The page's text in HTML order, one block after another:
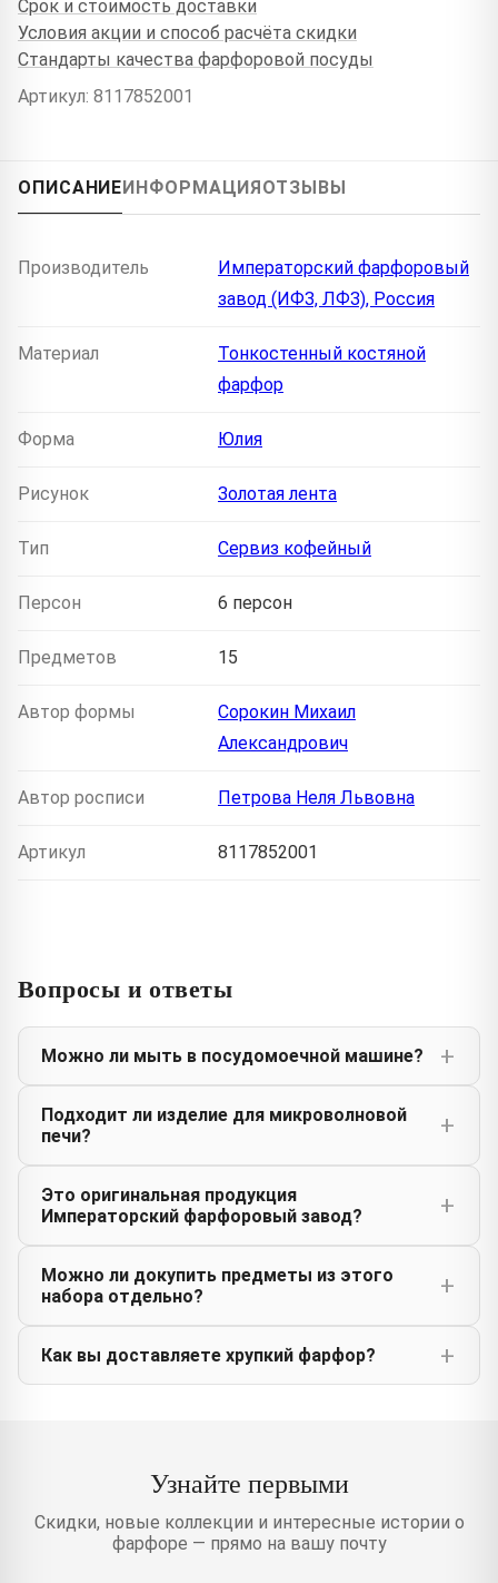
Срок и стоимость доставки
Условия акции и способ расчёта скидки
Стандарты качества фарфоровой посуды
Артикул: 8117852001
ОПИСАНИЕ ИНФОРМАЦИЯ ОТЗЫВЫ
Производитель
Императорский фарфоровый
завод (ИФЗ, ЛФЗ), Россия
Материал
Тонкостенный костяной
фарфор
Форма Юлия
Рисунок Золотая лента
Тип Сервиз кофейный
Персон 6 персон
Предметов 15
Автор формы
Сорокин Михаил
Александрович
Автор росписи Петрова Неля Львовна
Артикул 8117852001
Вопросы и ответы
Можно ли мыть в посудомоечной машине?
Подходит ли изделие для микроволновой
печи?
Это оригинальная продукция
Императорский фарфоровый завод?
Можно ли докупить предметы из этого
набора отдельно?
Как вы доставляете хрупкий фарфор?
Узнайте первыми
Скидки, новые коллекции и интересные истории о
фарфоре — прямо на вашу почту